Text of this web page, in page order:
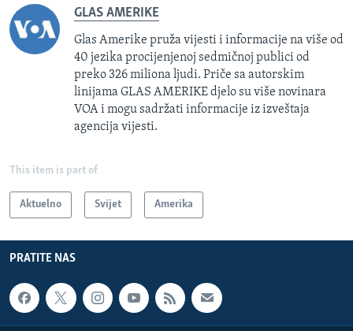
GLAS AMERIKE
Glas Amerike pruža vijesti i informacije na više od
40 jezika procijenjenoj sedmičnoj publici od
preko 326 miliona ljudi. Priče sa autorskim
linijama GLAS AMERIKE djelo su više novinara
VOA i mogu sadržati informacije iz izveštaja
agencija vijesti.
This item is part of
Aktuelno Svijet Amerika
PRATITE NAS